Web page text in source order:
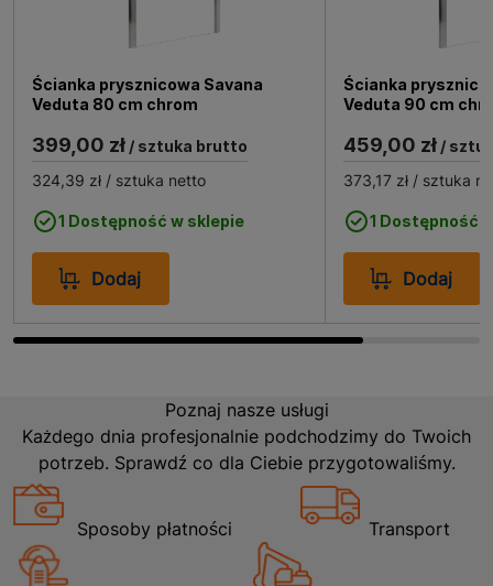
kolumnowe oraz uchwyt drzwiowy zostały
zaprojektowane z myślą o wygodzie użytkowania, a 2-
letnia gwarancja daje pewność trwałości i
niezawodności produktu.
Zastosowanie drzwi prysznicowych Savana
Veduta 80 x 195 cm chrom.
się w każdej nowoczesnej łazience, gdzie liczy się
zarówno estetyka, jak i funkcjonalność. Dzięki swojej
konstrukcji, są one doskonałym rozwiązaniem do wnęk
prysznicowych, zapewniając komfort i wygodę
komponują się z różnymi stylami aranżacji wnętrz,
dodając łazience lekkości i przestronności.
Ścianka prysznicowa Savana
Veduta 80 cm chrom
399,00 zł / sztuka brutto
324,39 zł / sztuka netto
1 Dostępność w sklepie
Dodaj
Ścianka
Veduta 90 cm
459,00 zł/
373,17 zł/ sztuka
1 Dostępność
Dodaj
Poznaj nasze usługi
Każdego dnia profesjonalnie podchodzimy do Twoich
potrzeb. Sprawdź co dla Ciebie przygotowaliśmy.
Sposoby płatności Transport